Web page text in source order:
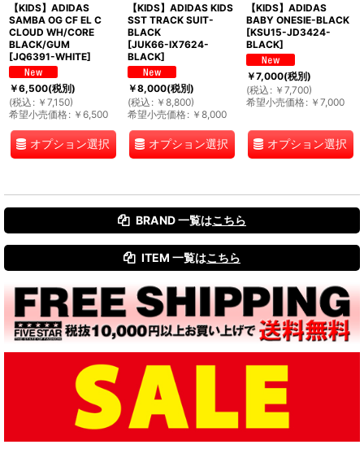
【KIDS】ADIDAS
SAMBA OG CF EL C
CLOUD WH/CORE
BLACK/GUM
[JQ6391-WHITE]
￥6,500(税別)
(税込 : ￥ 7,150)
希望小売価格: ￥ 6,500
オプション選択
【KIDS】ADIDAS KIDS
SST TRACK SUIT-
BLACK
[JUK66-IX7624-
BLACK]
￥8,000(税別)
(税込 : ￥ 8,800)
希望小売価格: ￥ 8,000
オプション選択
【KIDS】ADIDAS
BABY ONESIE-BLACK
[KSU15-JD3424-
BLACK]
￥7,000(税別)
(税込 : ￥ 7,700)
希望小売価格: ￥ 7,000
オプション選択
BRAND 一覧はこちら
ITEM 一覧はこちら